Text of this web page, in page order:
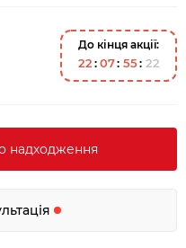
До кінця акції:
22 07 55 21
надходження